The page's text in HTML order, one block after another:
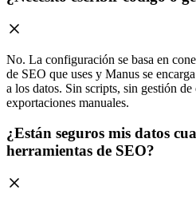
No. La configuración se basa en
de SEO que uses y Manus se
a los datos. Sin scripts, sin gestión
exportaciones manuales.
¿Están seguros mis datos
herramientas de SEO?